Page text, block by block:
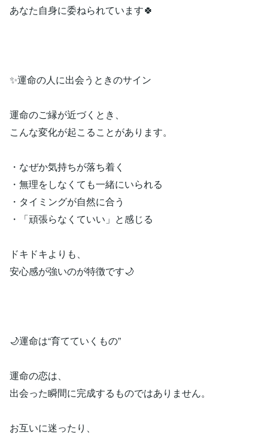
あなた自身に委ねられています🍀
✨運命の人に出会うときのサイン
運命のご縁が近づくとき、
こんな変化が起こることがあります。
・なぜか気持ちが落ち着く
・無理をしなくても一緒にいられる
・タイミングが自然に合う
・「頑張らなくていい」と感じる
ドキドキよりも、
安心感が強いのが特徴です🌙
🌙運命は“育てていくもの”
運命の恋は、
出会った瞬間に完成するものではありません。
お互いに迷ったり、